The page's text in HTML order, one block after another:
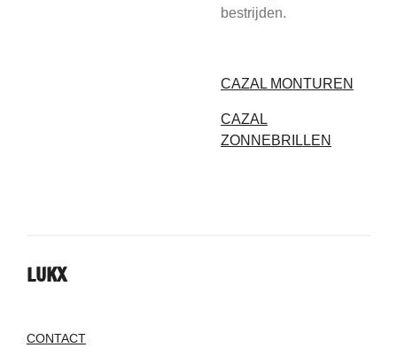
bestrijden.
CAZAL MONTUREN
CAZAL
ZONNEBRILLEN
LUKX
CONTACT